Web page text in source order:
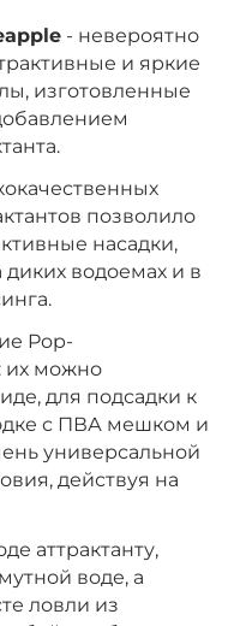
+
−
10 мм
Мульти Фрукт
+
−
+
−
- невероятно
и яркие
изготовленные
позволило
насадки,
водоемах и в
Pop-
их можно
для подсадки к
с ПВА мешком и
универсальной
действуя на
аттрактанту,
воде, а
ловли из